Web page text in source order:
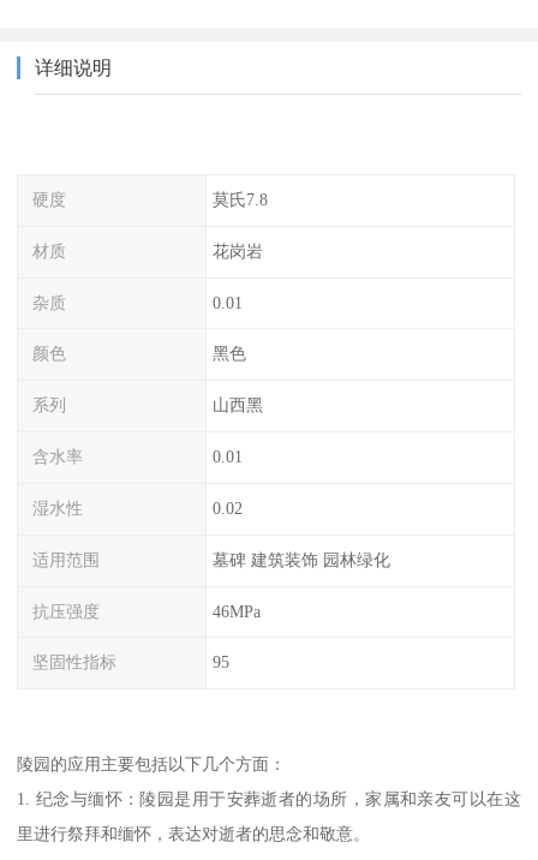
详细说明
硬度 莫氏7.8
材质 花岗岩
杂质 0.01
颜色 黑色
系列 山西黑
含水率 0.01
湿水性 0.02
适用范围 墓碑 建筑装饰 园林绿化
抗压强度 46MPa
坚固性指标 95
陵园的应用主要包括以下几个方面：
1. 纪念与缅怀：陵园是用于安葬逝者的场所，家属和亲友可以在这
里进行祭拜和缅怀，表达对逝者的思念和敬意。